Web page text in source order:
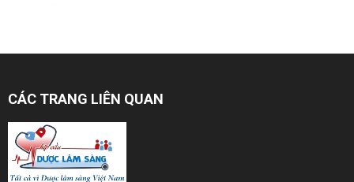
CÁC TRANG LIÊN QUAN